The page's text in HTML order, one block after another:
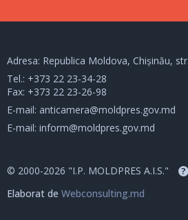
Adresa: Republica Moldova, Chișinău,
Tel.: +373 22 23-34-28
Fax: +373 22 23-26-98
E-mail: anticamera@moldpres.gov.md
E-mail: inform@moldpres.gov.md
© 2000-2026 "I.P. MOLDPRES A.I.S." ?
Elaborat de Webconsulting.md